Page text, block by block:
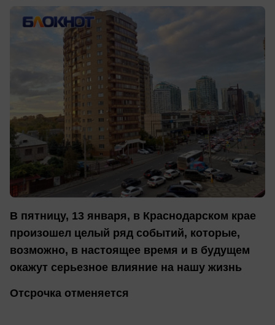
В пятницу, 13 января, в Краснодарском крае
произошел целый ряд событий, которые,
возможно, в настоящее время и в будущем
окажут серьезное влияние на нашу жизнь
Отсрочка отменяется